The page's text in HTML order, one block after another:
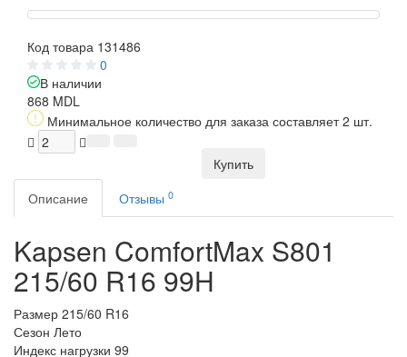
Код товара 131486
0
В наличии
868 MDL
Минимальное количество для заказа составляет 2 шт.
Купить
Описание
Отзывы 0
Kapsen ComfortMax S801
215/60 R16 99H
Размер 215/60 R16
Сезон Лето
Индекс нагрузки 99